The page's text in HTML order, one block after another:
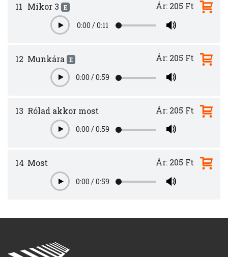
11 Mikor 3 E
Play0:00 /0:11
Ár: 205 Ft
12 Munkára E
Play0:00 /0:59
Ár: 205 Ft
13 Rólad akkor most
Play0:00 /0:59
Ár: 205 Ft
14 Most
Play0:00 /0:59
Ár: 205 Ft